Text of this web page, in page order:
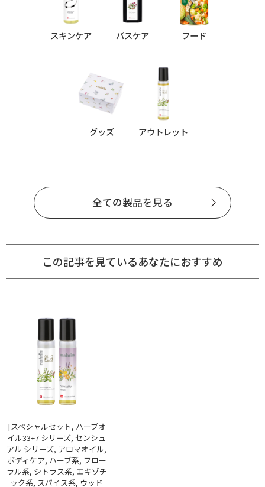
スキンケア バスケア フード
グッズ アウトレット
全ての製品を見る
この記事を見ているあなたにおすすめ
[スペシャルセット, ハーブオ
イル33+7 シリーズ, センシュ
アル シリーズ, アロマオイル,
ボディケア, ハーブ系, フロー
ラル系, シトラス系, エキゾチ
ック系, スパイス系, ウッド